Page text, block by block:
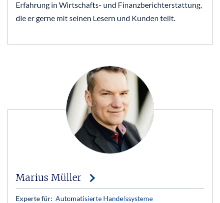
Erfahrung in Wirtschafts- und Finanzberichterstattung,
die er gerne mit seinen Lesern und Kunden teilt.
Marius Müller
Experte für: Automatisierte Handelssysteme